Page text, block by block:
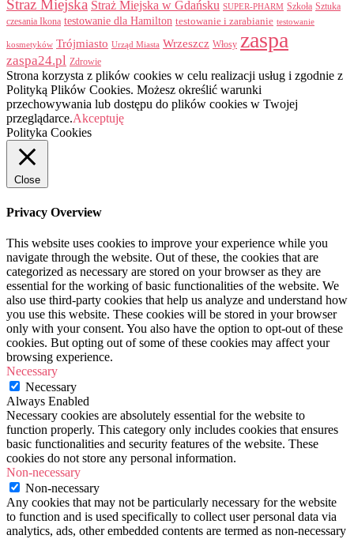
Straz Miejska Straż Miejska w Gdańsku SUPER-PHARM Szkoła Sztuka
czesania Ikona testowanie dla Hamilton testowanie i zarabianie testowanie
kosmetyków Trójmiasto Urząd Miasta Wrzeszcz Włosy zaspa
zaspa24.pl Zdrowie
Strona korzysta z plików cookies w celu realizacji usług i zgodnie z
Polityką Plików Cookies. Możesz określić warunki
przechowywania lub dostępu do plików cookies w Twojej
przeglądarce.Akceptuję
Polityka Cookies
Close
Privacy Overview
This website uses cookies to improve your experience while you
navigate through the website. Out of these, the cookies that are
categorized as necessary are stored on your browser as they are
essential for the working of basic functionalities of the website. We
also use third-party cookies that help us analyze and understand how
you use this website. These cookies will be stored in your browser
only with your consent. You also have the option to opt-out of these
cookies. But opting out of some of these cookies may affect your
browsing experience.
Necessary
Necessary
Always Enabled
Necessary cookies are absolutely essential for the website to
function properly. This category only includes cookies that ensures
basic functionalities and security features of the website. These
cookies do not store any personal information.
Non-necessary
Non-necessary
Any cookies that may not be particularly necessary for the website
to function and is used specifically to collect user personal data via
analytics, ads, other embedded contents are termed as non-necessary